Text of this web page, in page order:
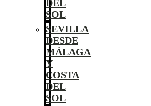
DEL
SOL
SEVILLA
DESDE
MÁLAGA
Y
COSTA
DEL
SOL